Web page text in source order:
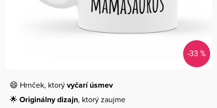
-33 %
😄 Hrnček, ktorývyčarí úsmev
🌟 Originálny dizajn, ktorý zaujme